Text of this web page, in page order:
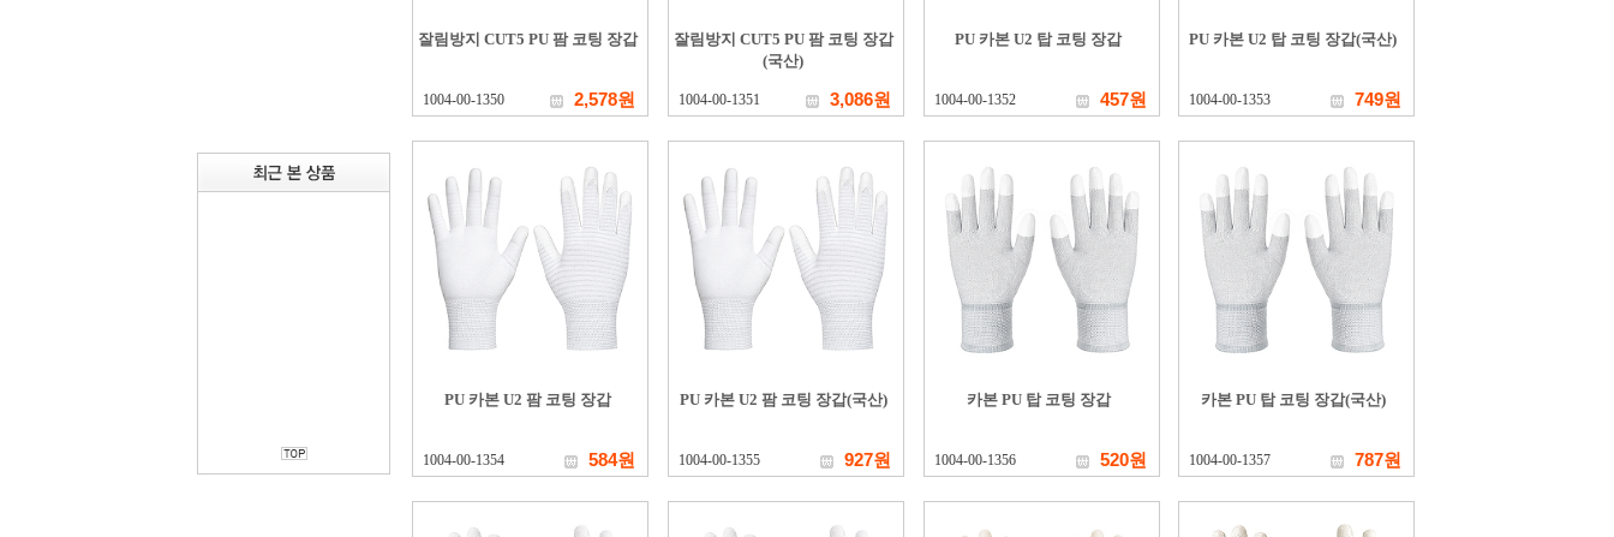
잘림방지 CUT5 PU 팜 코팅 장갑
1004-00-1350 2,578원
잘림방지 CUT5 PU 팜 코팅 장갑
(국산)
1004-00-1351 3,086원
PU 카본 U2 탑 코팅 장갑
1004-00-1352 457원
PU 카본 U2 탑 코팅 장갑(국산)
1004-00-1353 749원
PU 카본 U2 팜 코팅 장갑
1004-00-1354 584원
PU 카본 U2 팜 코팅 장갑(국산)
1004-00-1355 927원
카본 PU 탑 코팅 장갑
1004-00-1356 520원
카본 PU 탑 코팅 장갑(국산)
1004-00-1357 787원